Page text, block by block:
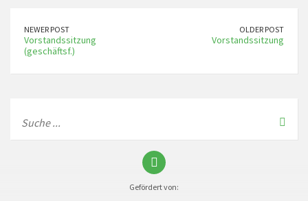
NEWER POST
Vorstandssitzung
(geschäftsf.)
OLDER POST
Vorstandssitzung
Gefördert von: